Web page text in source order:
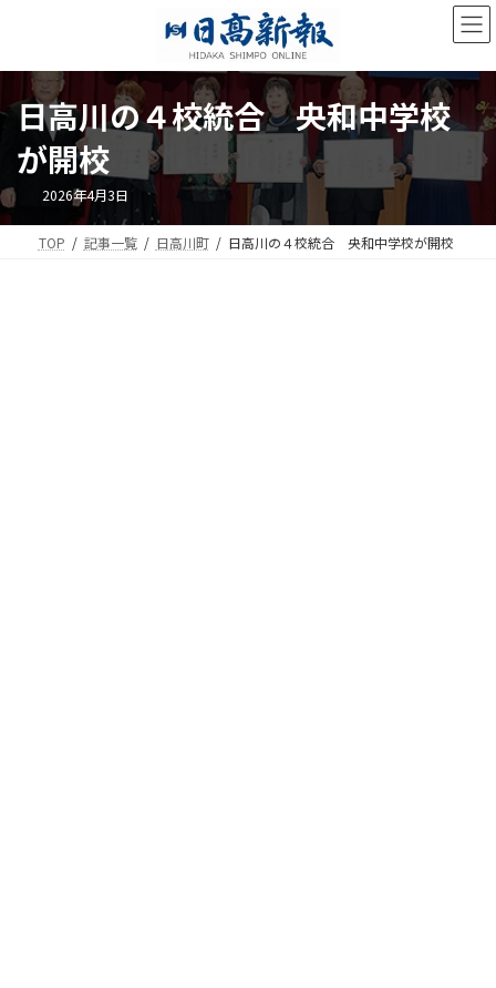
ン
ツ
へ
ッ
プ
ー
シ
ョ
移
動
日高川の４校統合 央和中学校
が開校
2026年4月3日
TOP 記事一覧 日高川町 日高川の４校統合 央和中学校が開校